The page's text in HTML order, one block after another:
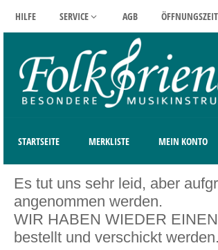
HILFE SERVICE AGB
STARTSEITE MERKLISTE MEIN KONTO
Es tut uns sehr leid, aber
angenommen werden.
WIR HABEN WIEDER
bestellt und verschickt werden.